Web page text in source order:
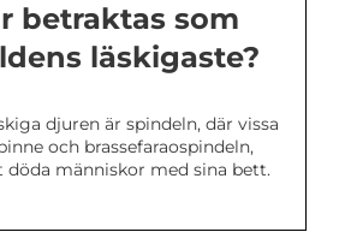
betraktas som
läskigaste?
djuren är spindeln, där vissa
och brassefaraospindeln,
människor med sina bett.